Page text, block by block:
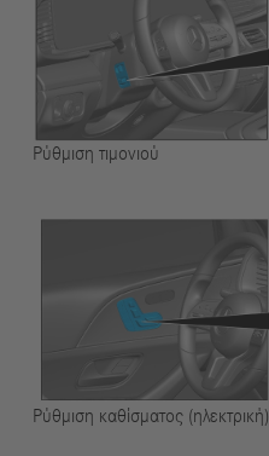
Ρύθμιση τιμονιού
Ρύθμιση καθίσματος (ηλεκτρική)